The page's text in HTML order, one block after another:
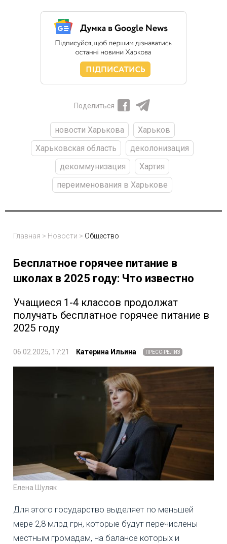
Поделиться
новости Харькова
Харьков
Харьковская область
деколонизация
декоммунизация
Хартия
переименования в Харькове
Главная > Новости > Общество
Бесплатное горячее питание в
школах в 2025 году: Что известно
Учащиеся 1-4 классов продолжат
получать бесплатное горячее питание в
2025 году
06.02.2025, 17:21 Катерина Ильина ПРЕСС-РЕЛИЗ
Елена Шуляк
Для этого государство выделяет по меньшей
мере 2,8 млрд грн, которые будут перечислены
местным громадам, на балансе которых и